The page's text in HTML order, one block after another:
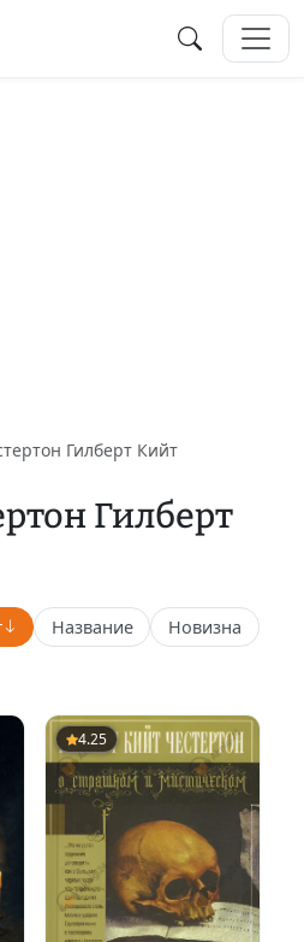
Гилберт Кийт
Гилберт
Название
Новизна
4.25